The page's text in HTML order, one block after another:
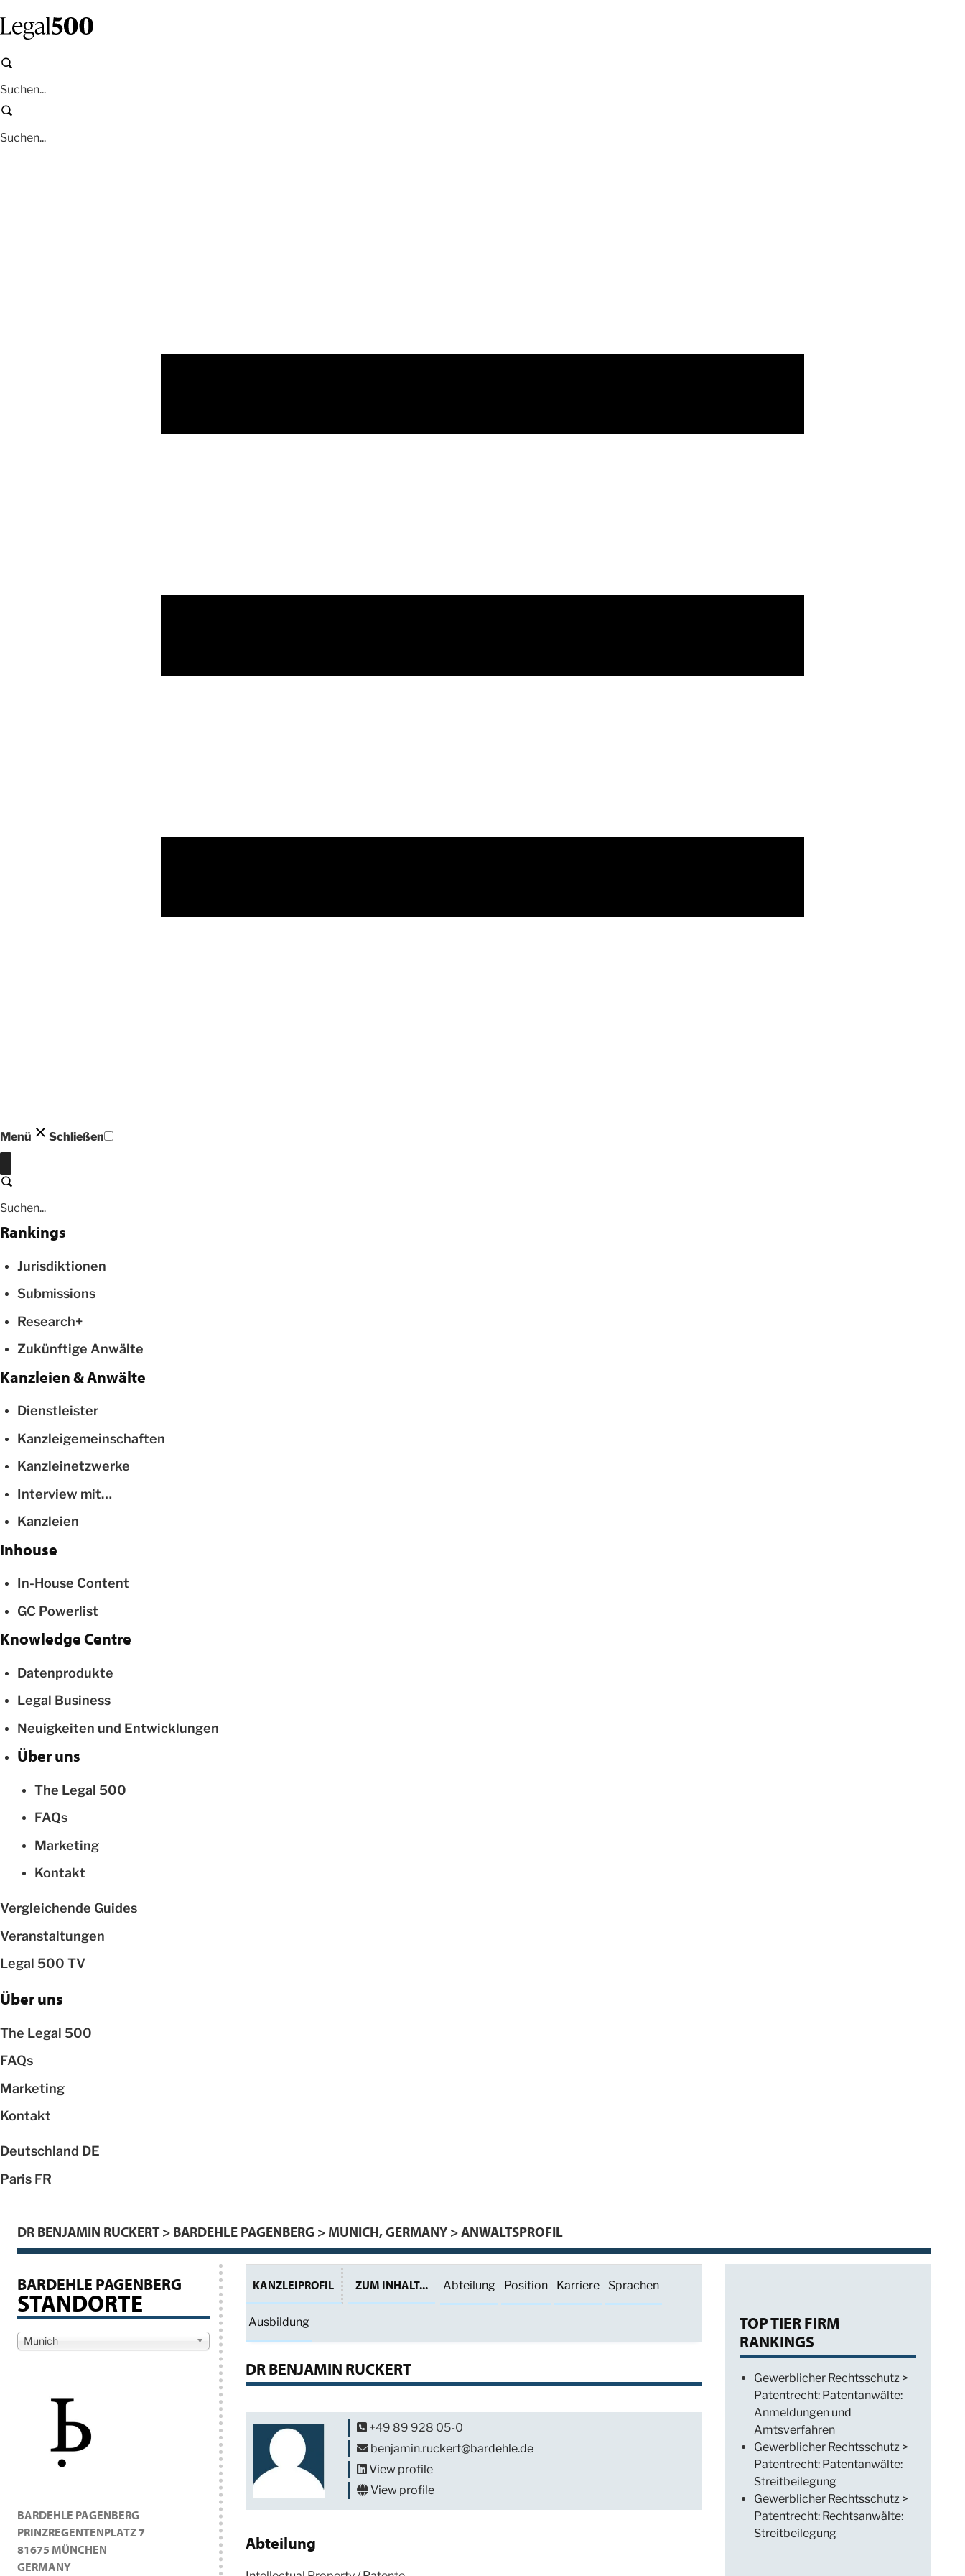
Inhalt
springen
Suchen
Suchen
Menü Schließen
Schließen
Suchen
Rankings
Jurisdiktionen
Submissions
Research+
Zukünftige Anwälte
Kanzleien & Anwälte
Dienstleister
Kanzleigemeinschaften
Kanzleinetzwerke
Interview mit…
Kanzleien
Inhouse
In-House Content
GC Powerlist
Knowledge Centre
Datenprodukte
Legal Business
Neuigkeiten und Entwicklungen
Über uns
The Legal 500
FAQs
Marketing
Kontakt
Vergleichende Guides
Veranstaltungen
Legal 500 TV
Über uns
The Legal 500
FAQs
Marketing
Kontakt
Deutschland DE
Paris FR
DR BENJAMIN RUCKERT > BARDEHLE PAGENBERG > MUNICH, GERMANY > ANWALTSPROFIL
BARDEHLE PAGENBERG
STANDORTE
Munich
BARDEHLE PAGENBERG
PRINZREGENTENPLATZ 7
81675 MÜNCHEN
GERMANY
KANZLEIPROFIL ZUM INHALT... Abteilung Position Karriere Sprachen
Ausbildung
DR BENJAMIN RUCKERT
+49 89 928 05-0
benjamin.ruckert@bardehle.de
View profile
View profile
Abteilung
TOP TIER FIRM
RANKINGS
Gewerblicher Rechtsschutz >
Patentrecht: Patentanwälte:
Anmeldungen und
Amtsverfahren
Gewerblicher Rechtsschutz >
Patentrecht: Patentanwälte:
Streitbeilegung
Gewerblicher Rechtsschutz >
Patentrecht: Rechtsanwälte:
Streitbeilegung